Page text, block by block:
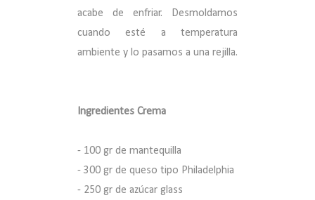
acabe de enfriar. Desmoldamos
cuando esté a temperatura
ambiente y lo pasamos a una rejilla.
Ingredientes Crema
- 100 gr de mantequilla
- 300 gr de queso tipo Philadelphia
- 250 gr de azúcar glass